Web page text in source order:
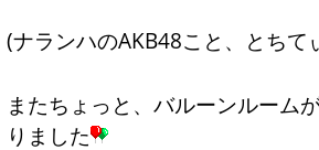
(ナランハのAKB48こと、とちて
またちょっと、バルーンルーム
りました